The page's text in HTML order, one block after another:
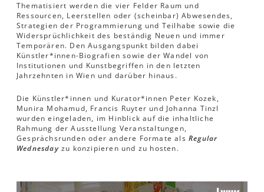
Thematisiert werden die vier Felder Raum und
Ressourcen, Leerstellen oder (scheinbar) Abwesendes,
Strategien der Programmierung und Teilhabe sowie die
Widersprüchlichkeit des beständig Neuen und immer
Temporären. Den Ausgangspunkt bilden dabei
Künstler*innen-Biografien sowie der Wandel von
Institutionen und Kunstbegriffen in den letzten
Jahrzehnten in Wien und darüber hinaus.
Die Künstler*innen und Kurator*innen Peter Kozek,
Munira Mohamud, Francis Ruyter und Johanna Tinzl
wurden eingeladen, im Hinblick auf die inhaltliche
Rahmung der Ausstellung Veranstaltungen,
Gesprächsrunden oder andere Formate als Regular
Wednesday zu konzipieren und zu hosten.